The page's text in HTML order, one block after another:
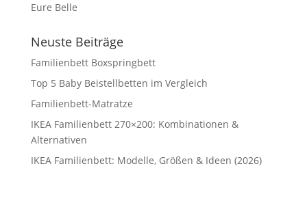
Eure Belle
Neuste Beiträge
Familienbett Boxspringbett
Top 5 Baby Beistellbetten im Vergleich
Familienbett-Matratze
IKEA Familienbett 270×200: Kombinationen &
Alternativen
IKEA Familienbett: Modelle, Größen & Ideen (2026)